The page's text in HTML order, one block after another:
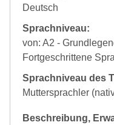
Deutsch
Sprachniveau:
von: A2 -
Fortgeschrittene
Sprachniveau des
Muttersprachler
Beschreibung,